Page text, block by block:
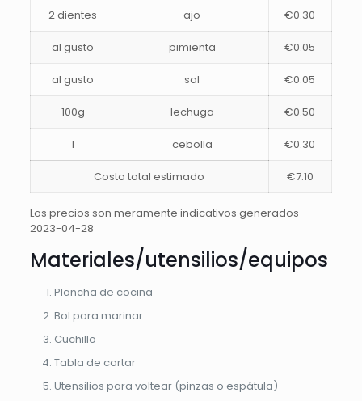
2 dientes ajo €0.30
al gusto pimienta €0.05
al gusto sal €0.05
100g lechuga €0.50
1 cebolla €0.30
Costo total estimado €7.10
Los precios son meramente indicativos generados
2023-04-28
Materiales/utensilios/equipos
Plancha de cocina
Bol para marinar
Cuchillo
Tabla de cortar
Utensilios para voltear (pinzas o espátula)